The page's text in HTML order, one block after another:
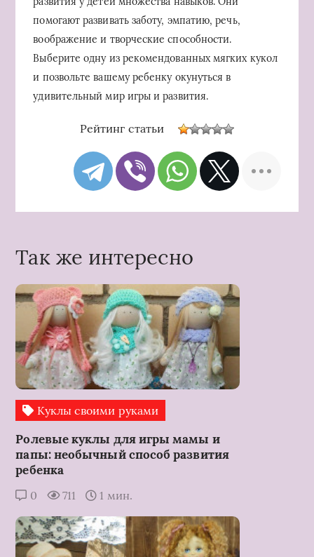
помогают развивать заботу, эмпатию, речь,
воображение и творческие способности.
Выберите одну из рекомендованных мягких кукол
и позвольте вашему ребенку окунуться в
удивительный мир игры и развития.
Рейтинг статьи
Так же интересно
Куклы своими руками
Ролевые куклы для игры мамы и
папы: необычный способ развития
ребенка
0 711 1 мин.